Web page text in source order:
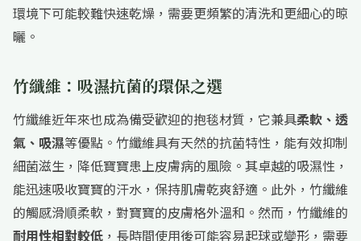
環境下可能較難快速乾燥，需要更頻繁的清洗和更細心的晾
曬。
竹纖維：吸濕抗菌的環保之選
竹纖維近年來也成為備受歡迎的抱毯材質，它兼具柔軟、透
氣、吸濕等優點。竹纖維具有天然的抗菌特性，能有效抑制
細菌滋生，降低寶寶患上皮膚病的風險。其卓越的吸濕性，
能迅速吸收寶寶的汗水，保持肌膚乾爽舒適。此外，竹纖維
的觸感滑順柔軟，對寶寶的皮膚格外溫和。然而，竹纖維的
耐用性相對較低 ，長時間使用後可能容易起球或變形，需要